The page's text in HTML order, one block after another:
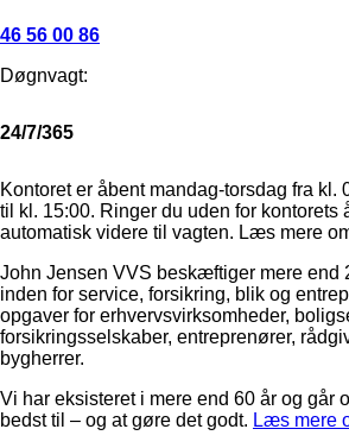
46 56 00 86
Døgnvagt:
24/7/365
Kontoret er åbent mandag-torsdag fra kl.
til kl. 15:00. Ringer du uden for kontorets
automatisk videre til vagten. Læs mere
John Jensen VVS beskæftiger mere end
inden for service, forsikring, blik og
opgaver for erhvervsvirksomheder,
forsikringsselskaber, entreprenører,
bygherrer.
Vi har eksisteret i mere end 60 år og går
bedst til – og at gøre det godt. Læs mere